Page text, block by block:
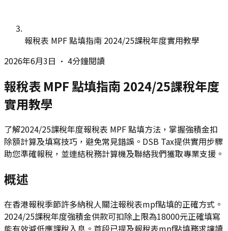
報稅表 MPF 點填指南 2024/25課稅年度實用教學
2026年6月3日 • 4分鐘閱讀
報稅表 MPF 點填指南 2024/25課稅年度
實用教學
了解2024/25課稅年度報稅表 MPF 點填方法，掌握強積金扣
除額計算及填寫技巧，避免常見錯誤。DSB Tax提供實用步驟
助您準確報稅，並連結稅務計算機及聯絡我們獲取專業支援。
概述
在香港報稅季節許多納稅人關注報稅表mpf點填的正確方式。
2024/25課稅年度強積金供款可扣除上限為18000元正確填寫
能有效減低應課稅入息。首段已提及報稅表mpf點填務求讓讀